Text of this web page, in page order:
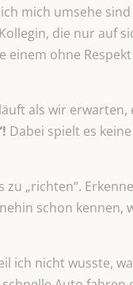
mich umsehe
die nur auf
ohne
als wir erwarten,
Dabei spielt es
„richten“.
schon kennen,
ich nicht wusste,